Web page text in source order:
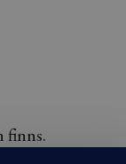
finns.